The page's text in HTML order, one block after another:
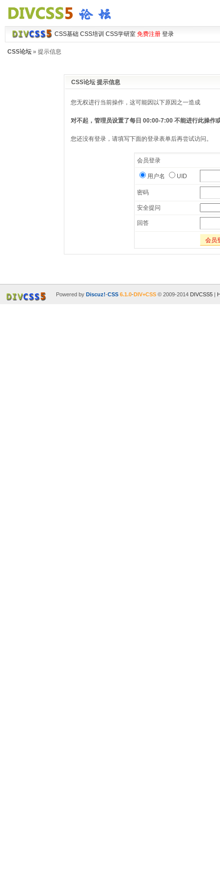
CSS基础 CSS培训 CSS学研室 免费注册 登录
CSS论坛» 提示信息
CSS论坛 提示信息
您无权进行当前操作，这可能因以下原因之一造成
对不起，管理员设置了每日 00:00-7:00 不能进行此操作
您还没有登录，请填写下面的登录表单后再尝试访问。
会员登录
用户名 UID
密码
安全提问
回答
会员
Powered by Discuz!-CSS 6.1.0-DIV+CSS© 2009-2014 DIVCSS5|